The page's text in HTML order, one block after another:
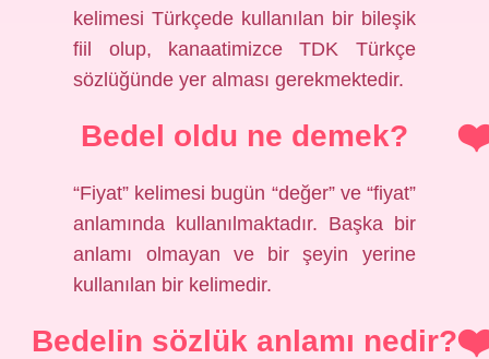
kelimesi Türkçede kullanılan bir bileşik
fiil olup, kanaatimizce TDK Türkçe
sözlüğünde yer alması gerekmektedir.
Bedel oldu ne demek?
“Fiyat” kelimesi bugün “değer” ve “fiyat”
anlamında kullanılmaktadır. Başka bir
anlamı olmayan ve bir şeyin yerine
kullanılan bir kelimedir.
Bedelin sözlük anlamı nedir?